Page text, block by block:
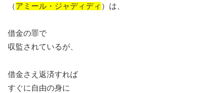
（アミール・ジャディディ ）は、
借金の罪で
収監されているが、
借金さえ返済すれば
すぐに自由の身に